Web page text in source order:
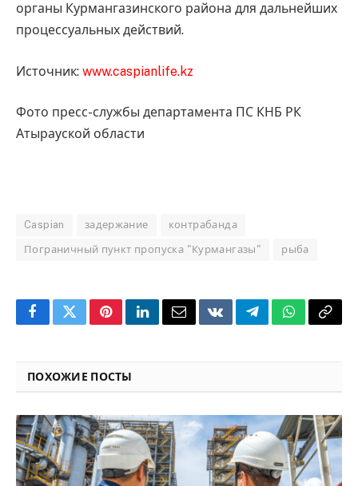
органы Курмангазинского района для дальнейших
процессуальных действий.
Источник: www.caspianlife.kz
Фото пресс-службы департамента ПС КНБ РК
Атырауской области
Caspian задержание контрабанда
Пограничный пункт пропуска "Курмангазы" рыба
FacebookTwitterPinterestLinkedInEmailVKontakteTelegramWhatsApp
Copy
ПОХОЖИЕ ПОСТЫ